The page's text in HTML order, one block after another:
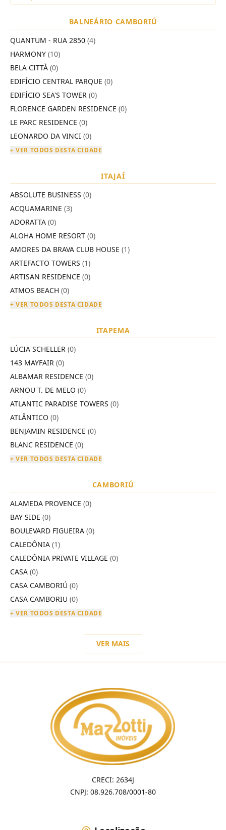
BALNEÁRIO CAMBORIÚ
QUANTUM - RUA 2850 (4)
HARMONY (10)
BELA CITTÀ (0)
EDIFÍCIO CENTRAL PARQUE (0)
EDIFÍCIO SEA'S TOWER (0)
FLORENCE GARDEN RESIDENCE (0)
LE PARC RESIDENCE (0)
LEONARDO DA VINCI (0)
+ VER TODOS DESTA CIDADE
ITAJAÍ
ABSOLUTE BUSINESS (0)
ACQUAMARINE (3)
ADORATTA (0)
ALOHA HOME RESORT (0)
AMORES DA BRAVA CLUB HOUSE (1)
ARTEFACTO TOWERS (1)
ARTISAN RESIDENCE (0)
ATMOS BEACH (0)
+ VER TODOS DESTA CIDADE
ITAPEMA
LÚCIA SCHELLER (0)
143 MAYFAIR (0)
ALBAMAR RESIDENCE (0)
ARNOU T. DE MELO (0)
ATLANTIC PARADISE TOWERS (0)
ATLÂNTICO (0)
BENJAMIN RESIDENCE (0)
BLANC RESIDENCE (0)
+ VER TODOS DESTA CIDADE
CAMBORIÚ
ALAMEDA PROVENCE (0)
BAY SIDE (0)
BOULEVARD FIGUEIRA (0)
CALEDÔNIA (1)
CALEDÔNIA PRIVATE VILLAGE (0)
CASA (0)
CASA CAMBORIÚ (0)
CASA CAMBORIU (0)
+ VER TODOS DESTA CIDADE
VER MAIS
CRECI: 2634J
CNPJ: 08.926.708/0001-80